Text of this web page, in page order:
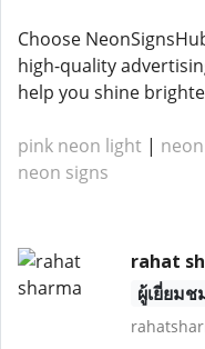
Choose
high-quality
help you shine
pink neon light |
neon signs
rahat
ผู้เยี่ยมช